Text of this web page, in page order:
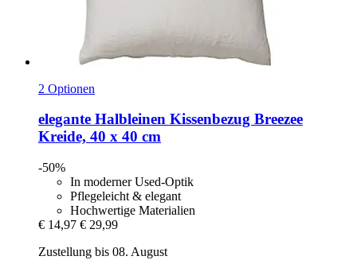
2 Optionen
elegante Halbleinen Kissenbezug Breezee
Kreide, 40 x 40 cm
-50%
In moderner Used-Optik
Pflegeleicht & elegant
Hochwertige Materialien
€ 14,97 € 29,99
Zustellung bis 08. August